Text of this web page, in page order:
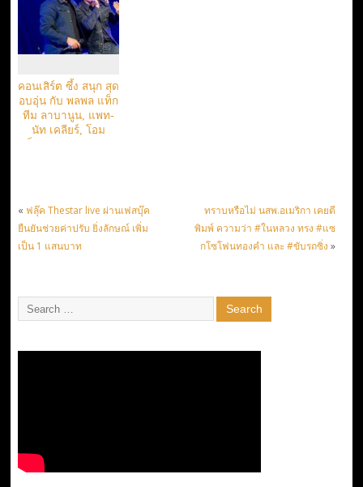
คอนเสิร์ต ซึ้ง สนุก สุด
อบอุ่น กับ พลพล แท็ก
ทีม ลาบานูน, แพท-
นัท เคลียร์, โอม
« ฟลุ๊ค Thestar live ผ่านเฟสบุ๊ค
ยืนยันช่วยค่าปรับ ยิ่งลักษณ์ เพิ่ม
เป็น 1 แสนบาท
ทราบหรือไม่ นสพ.อเมริกา เคยตี
พิมพ์ ความว่า #ในหลวง ทรง #แซ
กโซโฟนทองคำ และ #ขับรถซิ่ง »